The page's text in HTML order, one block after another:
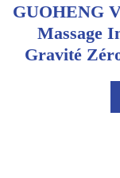
GUOHENG
Massage
Gravité